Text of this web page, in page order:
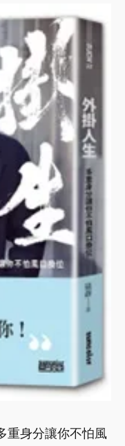
重身分讓你不怕風